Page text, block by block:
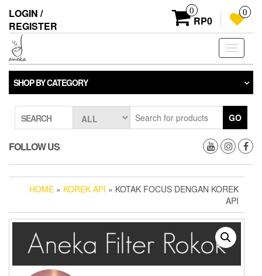
the
content
LOGIN /
REGISTER
0
RP0
0
Toggle
SHOP BY CATEGORY
SEARCH GO
FOLLOW US
HOME » KOREK API » KOTAK FOCUS DENGAN KOREK
API